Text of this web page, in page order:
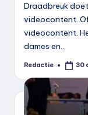
Draadbreuk
videocontent.
videocontent.
dames en…
Geplaatst
Redactie 30